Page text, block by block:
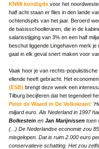
KNMI kondigde voor het
half acht staan er files in den lande
ochtendspits van het jaar. Beroerd
de basisschoolleraren, die in de
salarisstijging van 3% en een half
beschut liggende Lingehaven merk
gaat in elk geval snert maken voor
Vaak hoor je van rechts-
ellende heeft gebracht. Het
(ESB) brengt deze week een
Tilburg becijferen dat het tegendeel
Peter de Waard in De Volkskrant:
miljard euro. Als Nederland in 1997
Bolkesteinen Jan Marijnissentoen
(...) De Nederlandse economie zou
misgelopen. Dat is ruim 2.000 euro
conservatieve schatting. Het zou